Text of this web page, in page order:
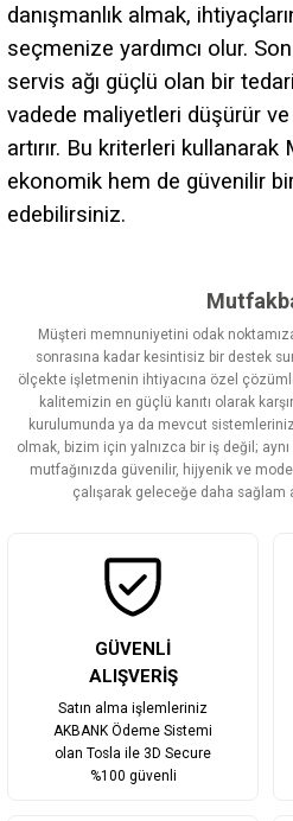
danışmanlık almak,
seçmenize yardımcı olur.
servis ağı güçlü olan bir
vadede maliyetleri düşürür
artırır. Bu kriterleri
ekonomik hem de güvenilir
edebilirsiniz.
Müşteri memnuniyetini odak
sonrasına kadar kesintisiz bir destek
ölçekte işletmenin ihtiyacına özel
kalitemizin en güçlü kanıtı olarak
kurulumunda ya da mevcut
olmak, bizim için yalnızca bir iş değil;
mutfağınızda güvenilir, hijyenik ve
çalışarak geleceğe daha sağlam
GÜVENLİ
ALIŞVERİŞ
Satın alma işlemleriniz
AKBANK Ödeme Sistemi
olan Tosla ile 3D Secure
%100 güvenli